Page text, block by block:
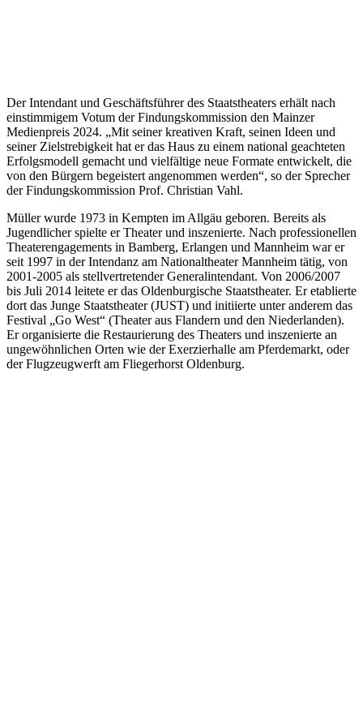
Der Intendant und Geschäftsführer des Staatstheaters erhält nach
einstimmigem Votum der Findungskommission den Mainzer
Medienpreis 2024. „Mit seiner kreativen Kraft, seinen Ideen und
seiner Zielstrebigkeit hat er das Haus zu einem national geachteten
Erfolgsmodell gemacht und vielfältige neue Formate entwickelt, die
von den Bürgern begeistert angenommen werden“, so der Sprecher
der Findungskommission Prof. Christian Vahl.
Müller wurde 1973 in Kempten im Allgäu geboren. Bereits als
Jugendlicher spielte er Theater und inszenierte. Nach professionellen
Theaterengagements in Bamberg, Erlangen und Mannheim war er
seit 1997 in der Intendanz am Nationaltheater Mannheim tätig, von
2001-2005 als stellvertretender Generalintendant. Von 2006/2007
bis Juli 2014 leitete er das Oldenburgische Staatstheater. Er etablierte
dort das Junge Staatstheater (JUST) und initiierte unter anderem das
Festival „Go West“ (Theater aus Flandern und den Niederlanden).
Er organisierte die Restaurierung des Theaters und inszenierte an
ungewöhnlichen Orten wie der Exerzierhalle am Pferdemarkt, oder
der Flugzeugwerft am Fliegerhorst Oldenburg.